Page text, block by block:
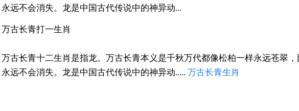
永远不会消失。龙是中国古代传说中的神异动...
万古长青打一生肖
万古长青十二生肖是指龙。万古长青本义是千秋万代都像松柏一样永远苍翠
永远不会消失。龙是中国古代传说中的神异动..... 万古长青生肖